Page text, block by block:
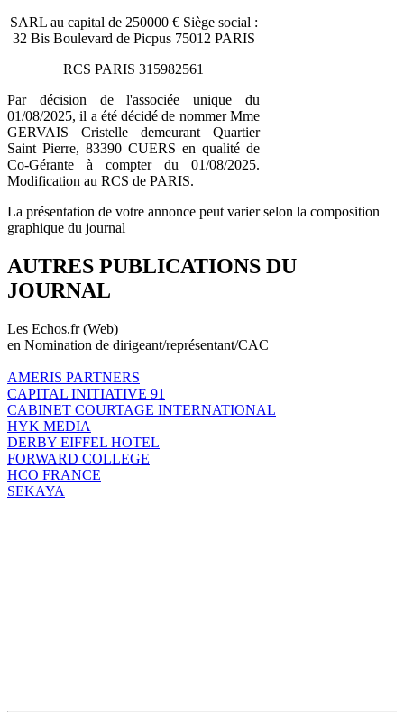
SARL au capital de 250000 € Siège social :
32 Bis Boulevard de Picpus 75012 PARIS
RCS PARIS 315982561
Par décision de l'associée unique du
01/08/2025, il a été décidé de nommer Mme
GERVAIS Cristelle demeurant Quartier
Saint Pierre, 83390 CUERS en qualité de
Co-Gérante à compter du 01/08/2025.
Modification au RCS de PARIS.
La présentation de votre annonce peut varier selon la composition
graphique du journal
AUTRES PUBLICATIONS DU
JOURNAL
Les Echos.fr (Web)
en Nomination de dirigeant/représentant/CAC
AMERIS PARTNERS
CAPITAL INITIATIVE 91
CABINET COURTAGE INTERNATIONAL
HYK MEDIA
DERBY EIFFEL HOTEL
FORWARD COLLEGE
HCO FRANCE
SEKAYA